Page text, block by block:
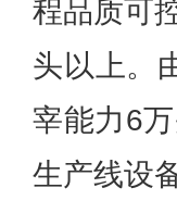
程品质可
头以上。
宰能力6
生产线设